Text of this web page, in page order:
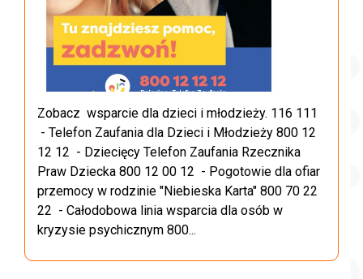
Zobacz wsparcie dla dzieci i młodzieży. 116 111
- Telefon Zaufania dla Dzieci i Młodzieży 800 12
12 12 - Dziecięcy Telefon Zaufania Rzecznika
Praw Dziecka 800 12 00 12 - Pogotowie dla ofiar
przemocy w rodzinie "Niebieska Karta" 800 70 22
22 - Całodobowa linia wsparcia dla osób w
kryzysie psychicznym 800...